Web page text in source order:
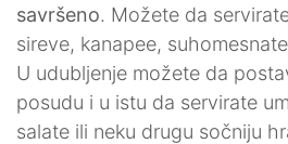
savršeno. Možete da
sireve, kanapee,
U udubljenje možete da
posudu i u istu da servirate
salate ili neku drugu sočniju